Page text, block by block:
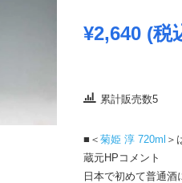
ｌ
¥2,640(税
累計販売数5
■＜ 菊姫 淳 720ml ＞
蔵元HPコメント
日本で初めて普通酒